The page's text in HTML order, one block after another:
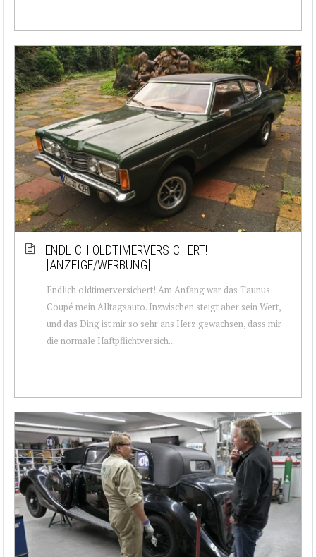
ENDLICH OLDTIMERVERSICHERT!
[ANZEIGE/WERBUNG]
Endlich oldtimerversichert! Am Anfang war das Taunus
Coupé mein Alltagsauto. Inzwischen steigt aber sein Wert,
und das Ding ist mir so sehr ans Herz gewachsen, dass mir
die normale Haftpflichtversich...